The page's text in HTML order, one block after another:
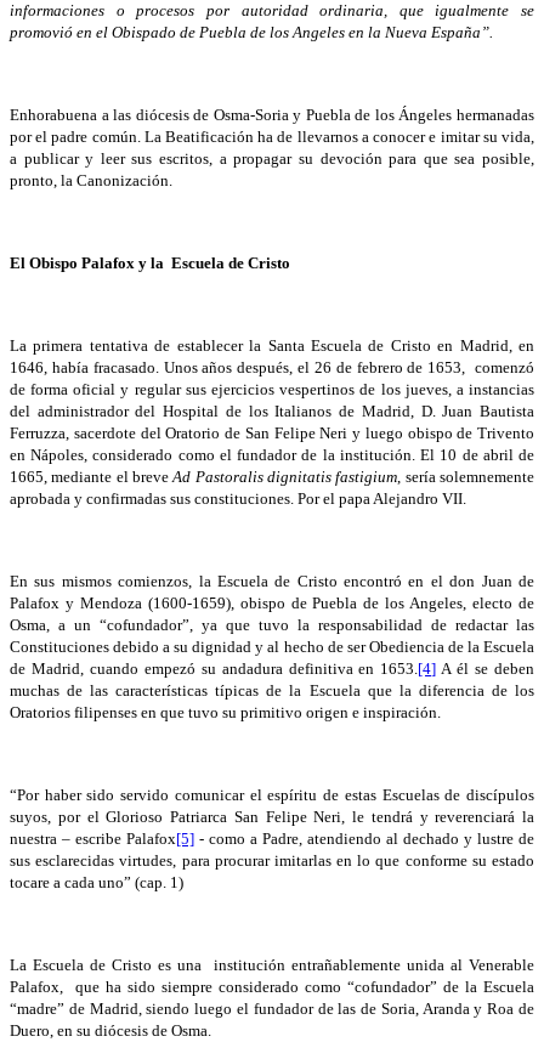
informaciones o procesos por autoridad ordinaria, que igualmente se
promovió en el Obispado de Puebla de los Angeles en la Nueva España”.
Enhorabuena a las diócesis de Osma-Soria y Puebla de los Ángeles hermanadas
por el padre común. La Beatificación ha de llevarnos a conocer e imitar su vida,
a publicar y leer sus escritos, a propagar su devoción para que sea posible,
pronto, la Canonización.
El Obispo Palafox y la Escuela de Cristo
La primera tentativa de establecer la Santa Escuela de Cristo en Madrid, en
1646, había fracasado. Unos años después, el 26 de febrero de 1653, comenzó
de forma oficial y regular sus ejercicios vespertinos de los jueves, a instancias
del administrador del Hospital de los Italianos de Madrid, D. Juan Bautista
Ferruzza, sacerdote del Oratorio de San Felipe Neri y luego obispo de Trivento
en Nápoles, considerado como el fundador de la institución. El 10 de abril de
1665, mediante el breveAd Pastoralis dignitatis fastigium, sería solemnemente
aprobada y confirmadas sus constituciones. Por el papa Alejandro VII.
En sus mismos comienzos, la Escuela de Cristo encontró en el don Juan de
Palafox y Mendoza (1600-1659), obispo de Puebla de los Angeles, electo de
Osma, a un “cofundador”, ya que tuvo la responsabilidad de redactar las
Constituciones debido a su dignidad y al hecho de ser Obediencia de la Escuela
de Madrid, cuando empezó su andadura definitiva en 1653.[4] A él se deben
muchas de las características típicas de la Escuela que la diferencia de los
Oratorios filipenses en que tuvo su primitivo origen e inspiración.
“Por haber sido servido comunicar el espíritu de estas Escuelas de discípulos
suyos, por el Glorioso Patriarca San Felipe Neri, le tendrá y reverenciará la
nuestra – escribe Palafox[5] - como a Padre, atendiendo al dechado y lustre de
sus esclarecidas virtudes, para procurar imitarlas en lo que conforme su estado
tocare a cada uno” (cap. 1)
La Escuela de Cristo es una institución entrañablemente unida al Venerable
Palafox, que ha sido siempre considerado como “cofundador” de la Escuela
“madre” de Madrid, siendo luego el fundador de las de Soria, Aranda y Roa de
Duero, en su diócesis de Osma.